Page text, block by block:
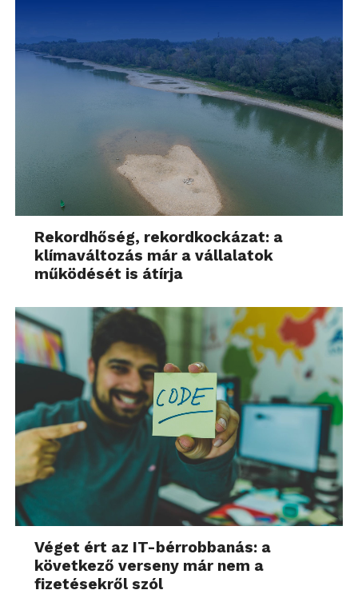
Rekordhőség, rekordkockázat: a
klímaváltozás már a vállalatok
működését is átírja
Véget ért az IT-bérrobbanás: a
következő verseny már nem a
fizetésekről szól